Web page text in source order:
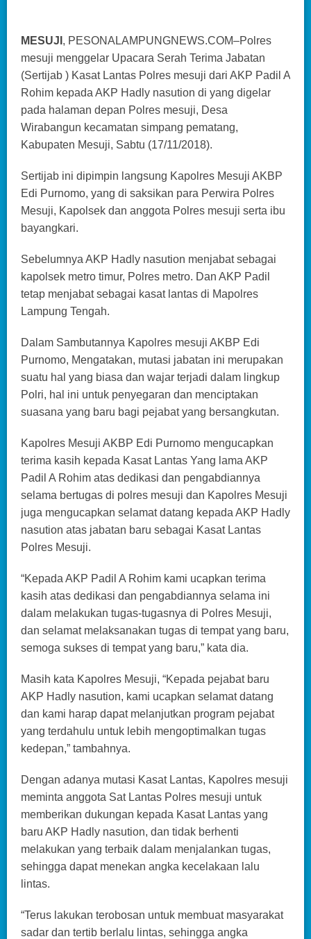
MESUJI , PESONALAMPUNGNEWS.COM–Polres
mesuji menggelar Upacara Serah Terima Jabatan
(Sertijab ) Kasat Lantas Polres mesuji dari AKP Padil A
Rohim kepada AKP Hadly nasution di yang digelar
pada halaman depan Polres mesuji, Desa
Wirabangun kecamatan simpang pematang,
Kabupaten Mesuji, Sabtu (17/11/2018).
Sertijab ini dipimpin langsung Kapolres Mesuji AKBP
Edi Purnomo, yang di saksikan para Perwira Polres
Mesuji, Kapolsek dan anggota Polres mesuji serta ibu
bayangkari.
Sebelumnya AKP Hadly nasution menjabat sebagai
kapolsek metro timur, Polres metro. Dan AKP Padil
tetap menjabat sebagai kasat lantas di Mapolres
Lampung Tengah.
Dalam Sambutannya Kapolres mesuji AKBP Edi
Purnomo, Mengatakan, mutasi jabatan ini merupakan
suatu hal yang biasa dan wajar terjadi dalam lingkup
Polri, hal ini untuk penyegaran dan menciptakan
suasana yang baru bagi pejabat yang bersangkutan.
Kapolres Mesuji AKBP Edi Purnomo mengucapkan
terima kasih kepada Kasat Lantas Yang lama AKP
Padil A Rohim atas dedikasi dan pengabdiannya
selama bertugas di polres mesuji dan Kapolres Mesuji
juga mengucapkan selamat datang kepada AKP Hadly
nasution atas jabatan baru sebagai Kasat Lantas
Polres Mesuji.
“Kepada AKP Padil A Rohim kami ucapkan terima
kasih atas dedikasi dan pengabdiannya selama ini
dalam melakukan tugas-tugasnya di Polres Mesuji,
dan selamat melaksanakan tugas di tempat yang baru,
semoga sukses di tempat yang baru,” kata dia.
Masih kata Kapolres Mesuji, “Kepada pejabat baru
AKP Hadly nasution, kami ucapkan selamat datang
dan kami harap dapat melanjutkan program pejabat
yang terdahulu untuk lebih mengoptimalkan tugas
kedepan,” tambahnya.
Dengan adanya mutasi Kasat Lantas, Kapolres mesuji
meminta anggota Sat Lantas Polres mesuji untuk
memberikan dukungan kepada Kasat Lantas yang
baru AKP Hadly nasution, dan tidak berhenti
melakukan yang terbaik dalam menjalankan tugas,
sehingga dapat menekan angka kecelakaan lalu
lintas.
“Terus lakukan terobosan untuk membuat masyarakat
sadar dan tertib berlalu lintas, sehingga angka